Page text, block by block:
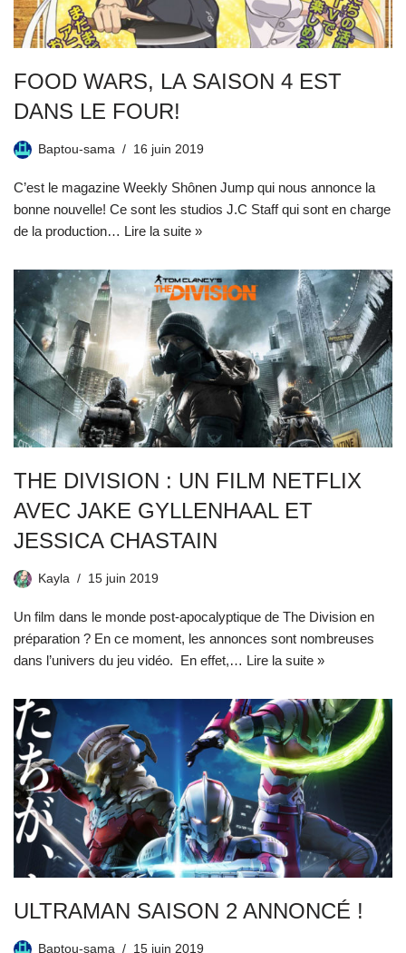
FOOD WARS, LA SAISON 4 EST
DANS LE FOUR!
Baptou-sama 16 juin 2019
C’est le magazine Weekly Shônen Jump qui nous annonce la
bonne nouvelle! Ce sont les studios J.C Staff qui sont en charge
de la production… Lire la suite »
THE DIVISION : UN FILM NETFLIX
AVEC JAKE GYLLENHAAL ET
JESSICA CHASTAIN
Kayla 15 juin 2019
Un film dans le monde post-apocalyptique de The Division en
préparation ? En ce moment, les annonces sont nombreuses
dans l’univers du jeu vidéo. En effet,… Lire la suite »
ULTRAMAN SAISON 2 ANNONCÉ !
Baptou-sama 15 juin 2019